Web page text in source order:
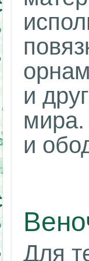
и
мира.
и
Для